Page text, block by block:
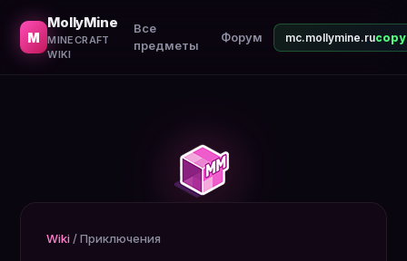
M
MollyMine
MINECRAFT
WIKI
Все
предметы
Форум mc.mollymine.ru
Wiki /Приключения